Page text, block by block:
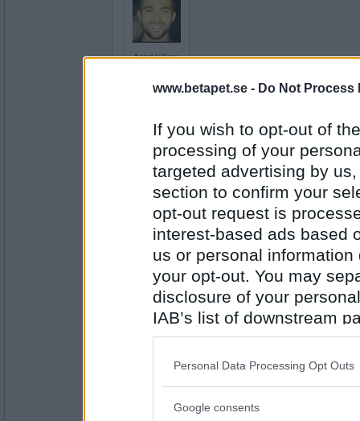
www.betapet.se - Do Not Process
If you wish to opt-out of
processing of your
targeted advertising by
section to confirm your
opt-out request is
interest-based ads based
us or personal
your opt-out. You may
disclosure of your
IAB’s list of downstream
also be disclosed by us
Downstream Participants
Please note that this
Personal Data Processing Opt Outs
Google consents
Antal inlägg:
Jelenas77
Antal inlägg:
1798
wildman
3860
Japp även om det var ett tag sen nu :-)
Jodå:)